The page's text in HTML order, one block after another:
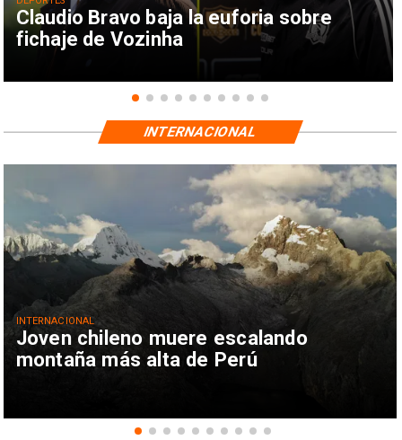
Claudio Bravo baja la euforia sobre
fichaje de Vozinha
Joven chileno muere escalando
montaña más alta de Perú
INTERNACIONAL
INTERNACIONAL